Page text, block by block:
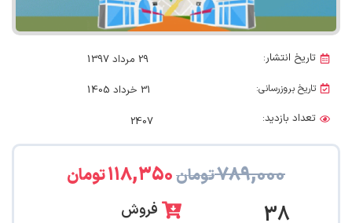
تاریخ انتشار: 29 مرداد 1397
تاریخ بروزرسانی:
31 خرداد 1405
تعداد بازدید:
2407
۷۸۹,۰۰۰تومان۱۱۸,۳۵۰تومان
38 فروش